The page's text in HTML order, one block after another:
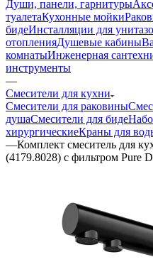
Души, панели, гарнитуры
туалетаКухонные мойки
бидеИнсталляции для
отопленияДушевые кабины
комнатыИнженерная
инструменты
—
Смесители для кухни
Смесители для раковины
душаСмесители для биде
хирургическиеКраны для
—Комплект смеситель для
(4179.8028) с фильтром Pure